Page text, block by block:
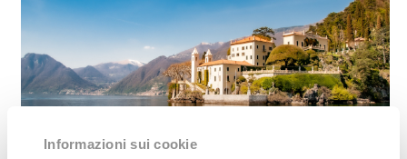
Informazioni sui cookie